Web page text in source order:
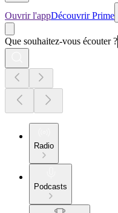
Ouvrir l'appDécouvrir Prime
Que souhaitez-vous écouter ?
Radio
Podcasts